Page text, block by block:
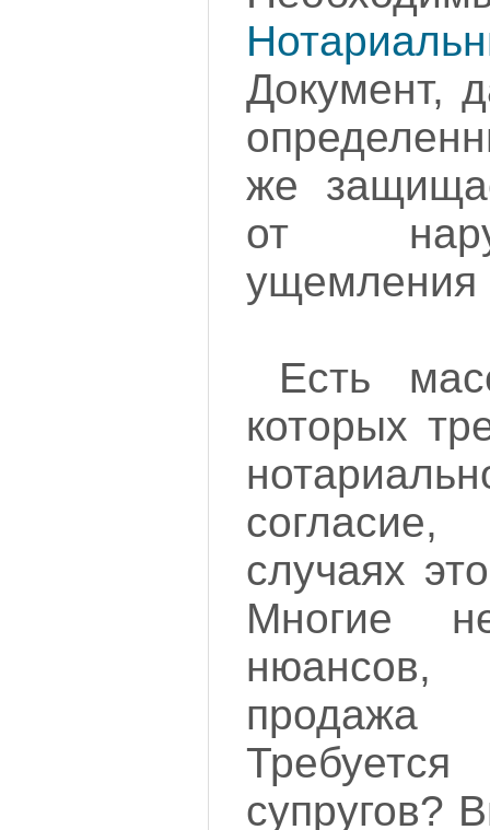
Документ,
же
от
ущемления
Есть
которых
случаях
Многие
продажа
супругов?